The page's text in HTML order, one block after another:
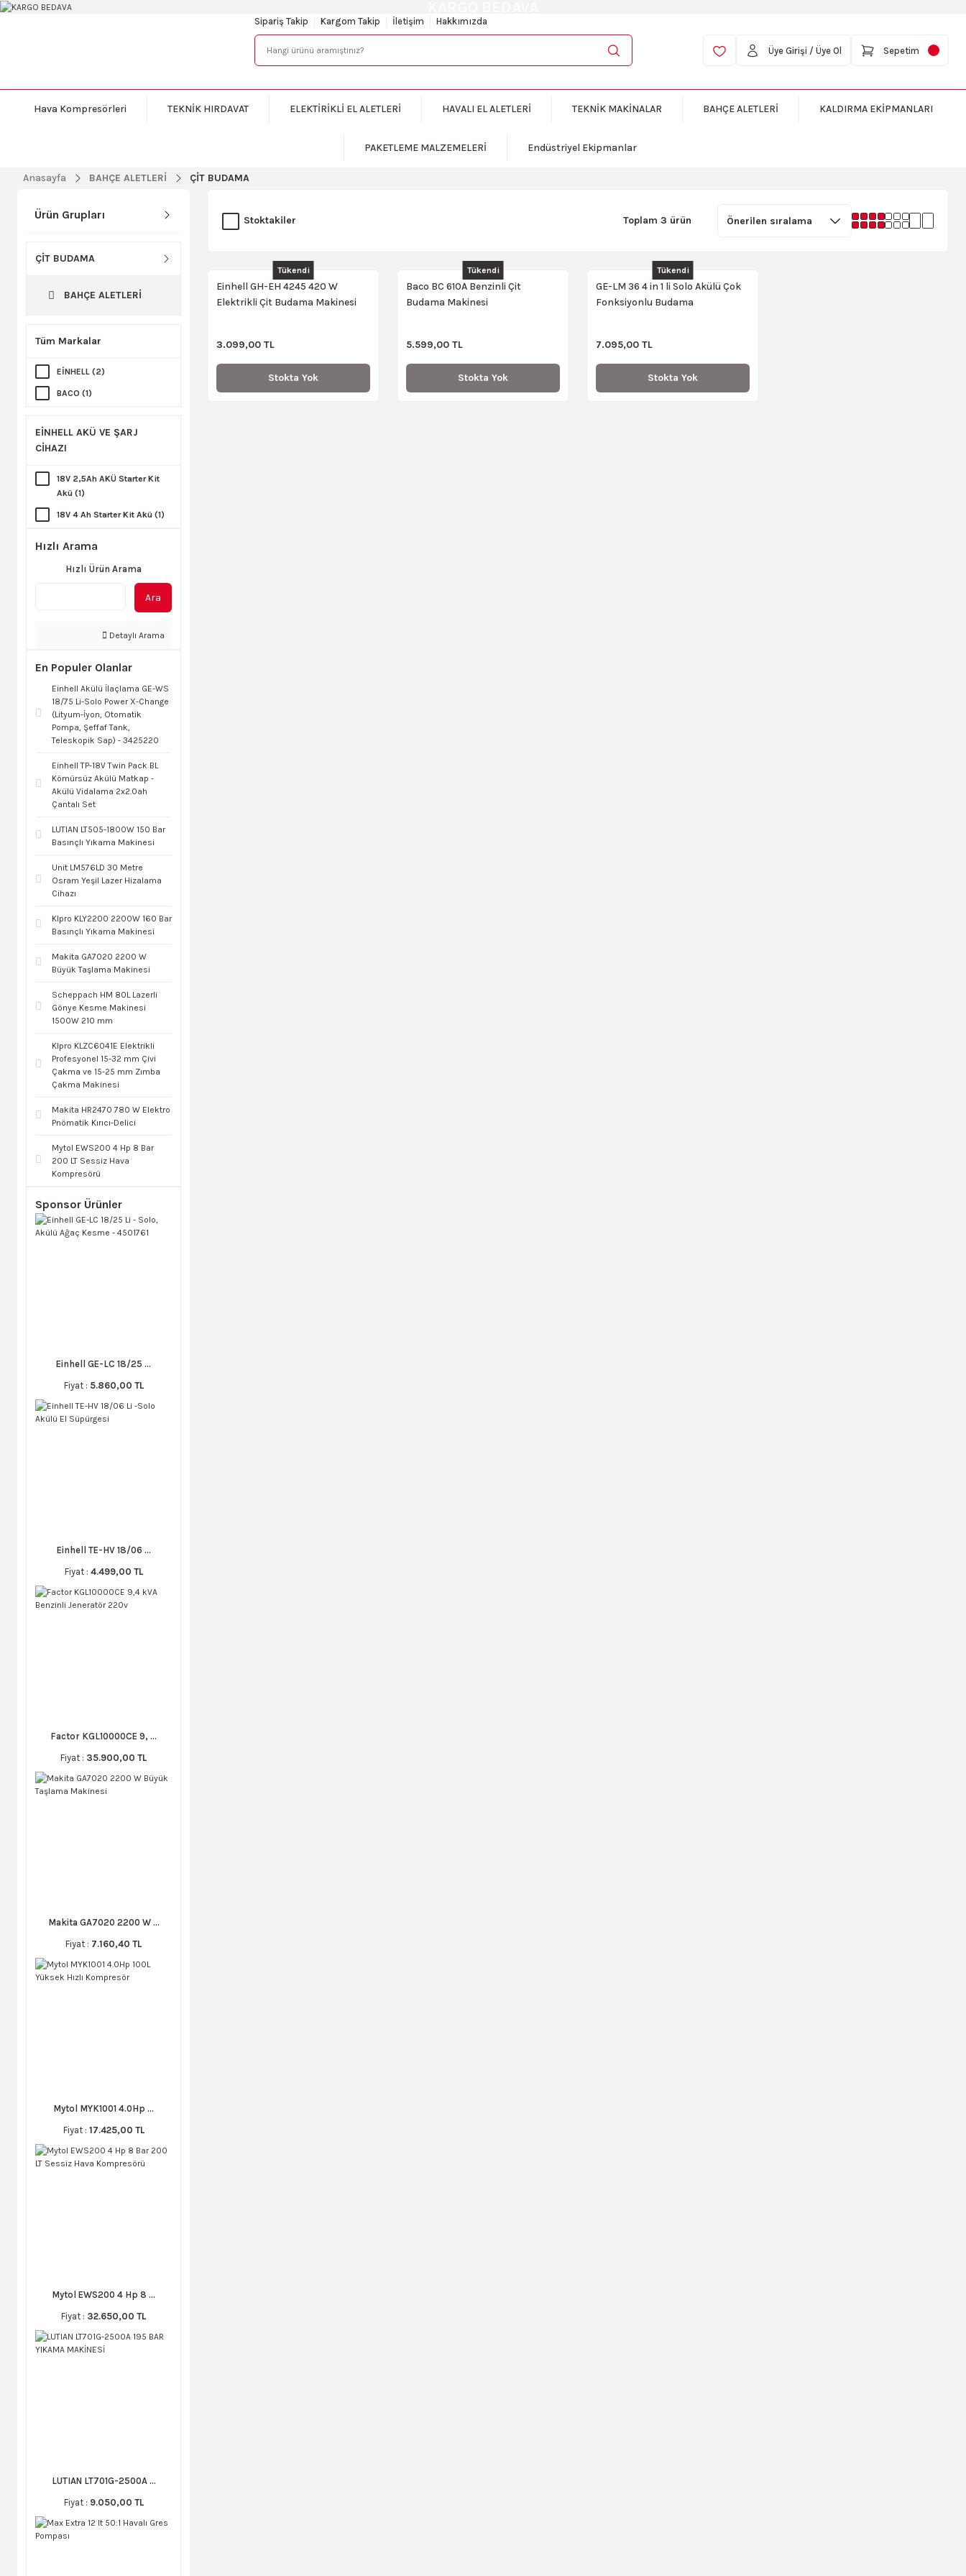
Sipariş Takip Kargom Takip İletişim Hakkımızda
Üye Girişi / Üye Ol Sepetim
Hava Kompresörleri TEKNİK HIRDAVAT ELEKTİRİKLİ EL ALETLERİ HAVALI EL ALETLERİ TEKNİK MAKİNALAR BAHÇE ALETLERİ KALDIRMA EKİPMANLARI
PAKETLEME MALZEMELERİ Endüstriyel Ekipmanlar
Anasayfa BAHÇE ALETLERİ ÇİT BUDAMA
Ürün Grupları
ÇİT BUDAMA
BAHÇE ALETLERİ
Tüm Markalar
EİNHELL (2)
BACO (1)
EİNHELL AKÜ VE ŞARJ
CİHAZI
18V 2,5Ah AKÜ Starter Kit
Akü (1)
18V 4 Ah Starter Kit Akü (1)
Hızlı Arama
Hızlı Ürün Arama
Ara
Detaylı Arama
En Populer Olanlar
Einhell Akülü İlaçlama GE-WS
18/75 Li-Solo Power X-Change
(Lityum-İyon, Otomatik
Pompa, Şeffaf Tank,
Teleskopik Sap) - 3425220
Einhell TP-18V Twin Pack BL
Kömürsüz Akülü Matkap -
Akülü Vidalama 2x2.0ah
Çantalı Set
LUTIAN LT505-1800W 150 Bar
Basınçlı Yıkama Makinesi
Unit LM576LD 30 Metre
Osram Yeşil Lazer Hizalama
Cihazı
Klpro KLY2200 2200W 160 Bar
Basınçlı Yıkama Makinesi
Makita GA7020 2200 W
Büyük Taşlama Makinesi
Scheppach HM 80L Lazerli
Gönye Kesme Makinesi
1500W 210 mm
Klpro KLZC6041E Elektrikli
Profesyonel 15-32 mm Çivi
Çakma ve 15-25 mm Zımba
Çakma Makinesi
Makita HR2470 780 W Elektro
Pnömatik Kırıcı-Delici
Mytol EWS200 4 Hp 8 Bar
200 LT Sessiz Hava
Kompresörü
Sponsor Ürünler
Einhell GE-LC 18/25 ...
Fiyat : 5.860,00 TL
Einhell TE-HV 18/06 ...
Fiyat : 4.499,00 TL
Factor KGL10000CE 9, ...
Fiyat : 35.900,00 TL
Makita GA7020 2200 W ...
Fiyat : 7.160,40 TL
Mytol MYK1001 4.0Hp ...
Fiyat : 17.425,00 TL
Mytol EWS200 4 Hp 8 ...
Fiyat : 32.650,00 TL
LUTIAN LT701G-2500A ...
Fiyat : 9.050,00 TL
Stoktakiler Toplam 3 ürün
Tükendi
Einhell GH-EH 4245 420 W
Elektrikli Çit Budama Makinesi
3.099,00 TL
Stokta Yok
Tükendi
Baco BC 610A Benzinli Çit
Budama Makinesi
5.599,00 TL
Stokta Yok
Tükendi
GE-LM 36 4 in 1 li Solo Akülü Çok
Fonksiyonlu Budama
7.095,00 TL
Stokta Yok